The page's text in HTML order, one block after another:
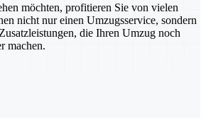
möchten, profitieren Sie von vielen
nicht nur einen Umzugsservice, sondern
die Ihren Umzug noch
machen.